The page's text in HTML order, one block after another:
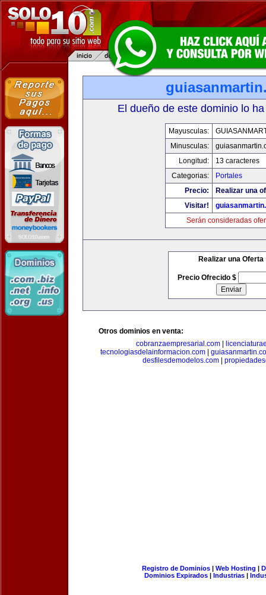
El dueño de este dominio lo
Mayusculas:
Minusculas:
Longitud:
13 caracteres
Categorias:
Portales
Precio:
Realizar una
Visitar!
Serán consideradas
Realizar una Oferta
Precio Ofrecido $
Otros dominios en venta:
cobranzaempresarial.com
tecnologiasdelainformacion.com|
desfilesdemodelos.com
Registro de Dominios| Web Hosting |
Dominios Expirados | Industrias |